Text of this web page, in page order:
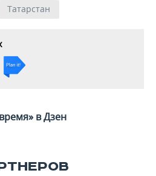
Татарстан
в Дзен